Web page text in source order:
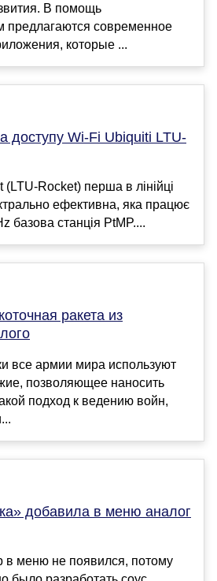
В помощь
предлагаются современное
которые ...
доступу Wi-Fi Ubiquiti LTU-
Rocket) перша в лінійці
ефективна, яка працює
базова станція PtMP....
ракета из
все армии мира используют
позволяющее наносить
подход к ведению войн,
добавила в меню аналог
в меню не появился, потому